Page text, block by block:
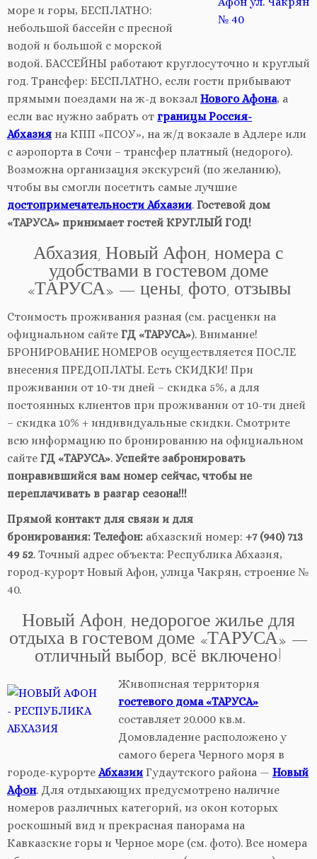
море и горы, БЕСПЛАТНО:
небольшой бассейн с пресной
водой и большой с морской
водой. БАССЕЙНЫ работают круглосуточно и круглый
год. Трансфер: БЕСПЛАТНО, если гости прибывают
прямыми поездами на ж-д вокзал Нового Афона, а
если вас нужно забрать от границы Россия-
Абхазия на КПП «ПСОУ», на ж/д вокзале в Адлере или
с аэропорта в Сочи – трансфер платный (недорого).
Возможна организация экскурсий (по желанию),
чтобы вы смогли посетить самые лучшие
достопримечательности Абхазии. Гостевой дом
«ТАРУСА» принимает гостей КРУГЛЫЙ ГОД!
Абхазия, Новый Афон, номера с
удобствами в гостевом доме
«ТАРУСА» — цены, фото, отзывы
Стоимость проживания разная (см. расценки на
официальном сайте ГД «ТАРУСА»). Внимание!
БРОНИРОВАНИЕ НОМЕРОВ осуществляется ПОСЛЕ
внесения ПРЕДОПЛАТЫ. Есть СКИДКИ! При
проживании от 10-ти дней – скидка 5%, а для
постоянных клиентов при проживании от 10-ти дней
– скидка 10% + индивидуальные скидки. Смотрите
всю информацию по бронированию на официальном
сайте ГД «ТАРУСА». Успейте забронировать
понравившийся вам номер сейчас, чтобы не
переплачивать в разгар сезона!!!
Прямой контакт для связи и для
бронирования: Телефон: абхазский номер: +7 (940) 713
49 52. Точный адрес объекта: Республика Абхазия,
город-курорт Новый Афон, улица Чакрян, строение №
40.
Новый Афон, недорогое жилье для
отдыха в гостевом доме «ТАРУСА» —
отличный выбор, всё включено!
Живописная территория
гостевого дома «ТАРУСА»
составляет 20.000 кв.м.
Домовладение расположено у
самого берега Черного моря в
городе-курорте Абхазии Гудаутского района — Новый
Афон. Для отдыхающих предусмотрено наличие
номеров различных категорий, из окон которых
роскошный вид и прекрасная панорама на
Кавказские горы и Черное море (см. фото). Все номера